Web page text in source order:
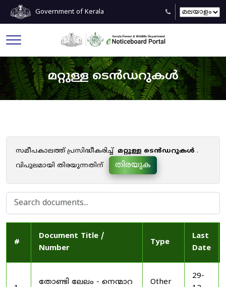
Government of Kerala
മറ്റുള്ള ടെൻഡറുകൾ
സമീപകാലത്ത് പ്രസിദ്ധീകരിച്ച് മറ്റുള്ള ടെൻഡറുകൾ .
വിപുലമായി തിരയുന്നതിന്
തിരയുക
#
Document Title /
Number
Type
Last
Date
തോണ്ടി ലേലം - നെന്മാറ
Other
29-